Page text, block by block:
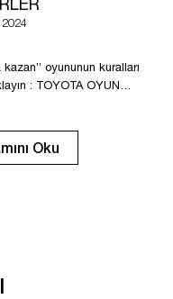
kazan” oyununun kuralları
: TOYOTA OYUN
Oku